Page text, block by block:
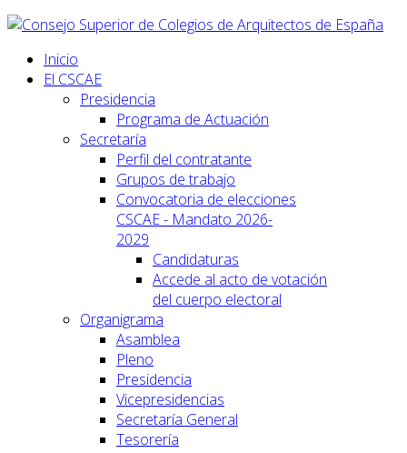
Inicio
El CSCAE
Presidencia
Programa de Actuación
Secretaría
Perfil del contratante
Grupos de trabajo
Convocatoria de elecciones
CSCAE - Mandato 2026-
2029
Candidaturas
Accede al acto de votación
del cuerpo electoral
Organigrama
Asamblea
Pleno
Presidencia
Vicepresidencias
Secretaría General
Tesorería